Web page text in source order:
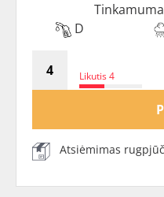
D
Likutis 4
Atsiėmimas